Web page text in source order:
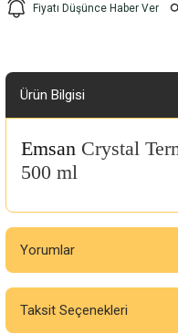
Fiyatı Düşünce Haber Ver
Ürün Bilgisi
Emsan Crystal
500 ml
Yorumlar
Bu ürüne
Taksit Seçenekleri